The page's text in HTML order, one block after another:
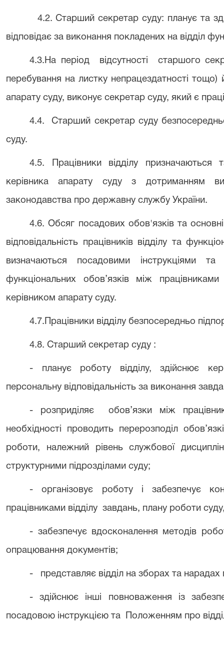
4.2. Старший секретар суду: планує та
відповідає за виконання покладених на відділ
4.3.На період відсутності старшого
перебування на листку непрацездатності тощо)
апарату суду, виконує секретар суду, який є
4.4. Старший секретар суду
суду.
4.5. Працівники відділу призначаються
керівника апарату суду з дотриманням
законодавства про державну службу України.
4.6.Обсяг посадових обов'язків та
відповідальність працівників відділу та
визначаються посадовими інструкціями
функціональних обов’язків між
керівником апарату суду.
4.7.Працівники відділу безпосередньо
4.8. Старший секретар суду :
- планує роботу відділу, здійснює
персональну відповідальність за виконання
- розприділяє обов’язки між
необхідності проводить перерозподіл
роботи, належний рівень службової
структурними підрозділами суду;
- організовує роботу і забезпечує
працівниками відділу завдань, плану роботи
- забезпечує вдосконалення методів
опрацювання документів;
- представляє відділ на зборах та нарадах
- здійснює інші повноваження із
посадовою інструкцією та Положенням про